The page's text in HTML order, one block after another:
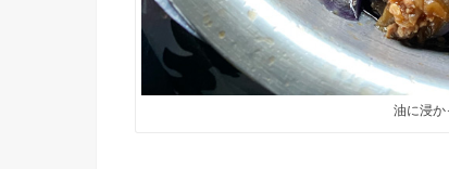
油に浸か